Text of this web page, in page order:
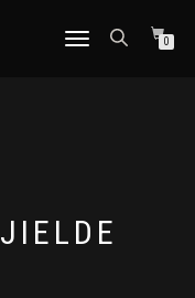
DÉPLIER
0
JIELDE